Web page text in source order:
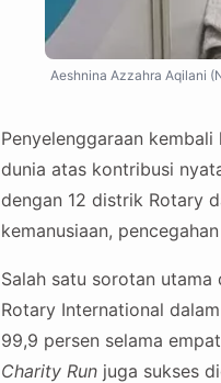
Aeshnina Azzahra Aqilani
Penyelenggaraan
dunia atas kontribusi
dengan 12 distrik Rotary
kemanusiaan,
Salah satu sorotan
Rotary International
99,9 persen selama
Charity Run juga sukses